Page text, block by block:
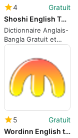
4
Gratuit
Shoshi English To Bangla Dictionary
Dictionnaire Anglais-
Bangla Gratuit et
Pratique
5
Gratuit
Wordinn English to Urdu Dictionary